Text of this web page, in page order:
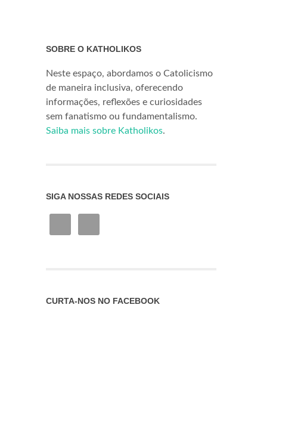
SOBRE O KATHOLIKOS
Neste espaço, abordamos o Catolicismo
de maneira inclusiva, oferecendo
informações, reflexões e curiosidades
sem fanatismo ou fundamentalismo.
Saiba mais sobre Katholikos.
SIGA NOSSAS REDES SOCIAIS
CURTA-NOS NO FACEBOOK